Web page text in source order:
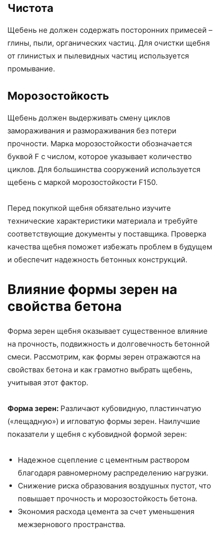
Чистота
Щебень не должен содержать посторонних примесей –
глины, пыли, органических частиц. Для очистки щебня
от глинистых и пылевидных частиц используется
промывание.
Морозостойкость
Щебень должен выдерживать смену циклов
замораживания и размораживания без потери
прочности. Марка морозостойкости обозначается
буквой F с числом, которое указывает количество
циклов. Для большинства сооружений используется
щебень с маркой морозостойкости F150.
Перед покупкой щебня обязательно изучите
технические характеристики материала и требуйте
соответствующие документы у поставщика. Проверка
качества щебня поможет избежать проблем в будущем
и обеспечит надежность бетонных конструкций.
Влияние формы зерен на
свойства бетона
Форма зерен щебня оказывает существенное влияние
на прочность, подвижность и долговечность бетонной
смеси. Рассмотрим, как формы зерен отражаются на
свойствах бетона и как грамотно выбрать щебень,
учитывая этот фактор.
Форма зерен: Различают кубовидную, пластинчатую
(«лещадную») и игловатую формы зерен. Наилучшие
показатели у щебня с кубовидной формой зерен:
Надежное сцепление с цементным раствором
благодаря равномерному распределению нагрузки.
Снижение риска образования воздушных пустот, что
повышает прочность и морозостойкость бетона.
Экономия расхода цемента за счет уменьшения
межзернового пространства.